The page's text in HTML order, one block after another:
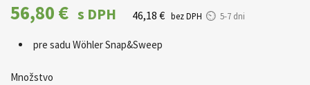
56,80 € s DPH 46,18 € bez DPH 5-7 dni
pre sadu Wöhler Snap&Sweep
Množstvo